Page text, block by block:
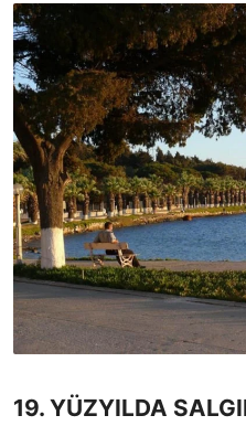
19. YÜZYILDA